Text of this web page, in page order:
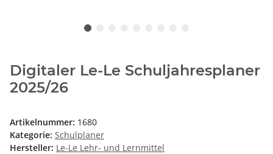
Digitaler Le-Le Schuljahresplaner
2025/26
Artikelnummer: 1680
Kategorie: Schulplaner
Hersteller: Le-Le Lehr- und Lernmittel